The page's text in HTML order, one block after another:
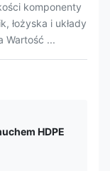
komponenty
łożyska i układy
Wartość ...
HDPE